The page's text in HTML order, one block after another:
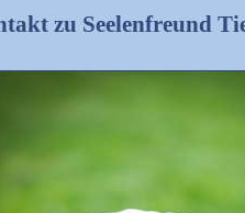
zu Seelenfreund